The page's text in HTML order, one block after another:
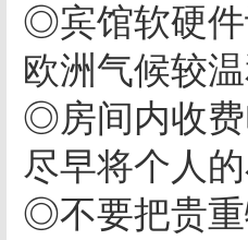
◎宾馆软硬件
欧洲气候较
◎房间内收费
尽早将个人
◎不要把贵重